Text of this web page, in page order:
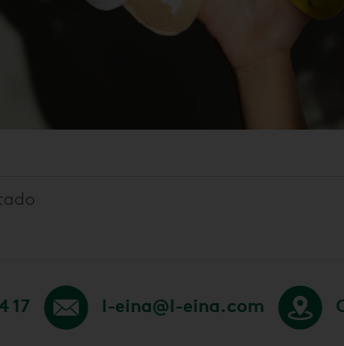
17 l-eina@l-eina.com